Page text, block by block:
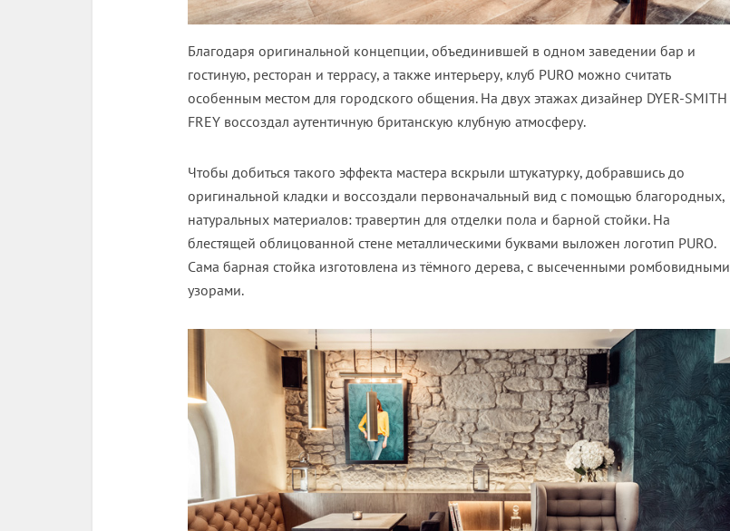
Благодаря оригинальной концепции, объединившей в одном заведении бар и
гостиную, ресторан и террасу, а также интерьеру, клуб PURO можно считать
особенным местом для городского общения. На двух этажах дизайнер DYER-SMITH
FREY воссоздал аутентичную британскую клубную атмосферу.
Чтобы добиться такого эффекта мастера вскрыли штукатурку, добравшись до
оригинальной кладки и воссоздали первоначальный вид с помощью благородных,
натуральных материалов: травертин для отделки пола и барной стойки. На
блестящей облицованной стене металлическими буквами выложен логотип PURO.
Сама барная стойка изготовлена из тëмного дерева, с высеченными ромбовидными
узорами.